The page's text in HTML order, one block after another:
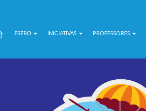
ESERO INICIATIVAS PROFESSORES